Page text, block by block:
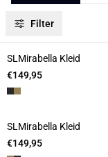
Filter
SLMirabella Kleid
€149,95
SLMirabella Kleid
€149,95